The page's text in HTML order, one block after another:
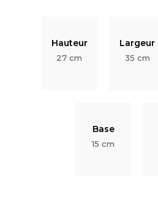
Hauteur
27 cm
Largeur
35 cm
Base
15 cm